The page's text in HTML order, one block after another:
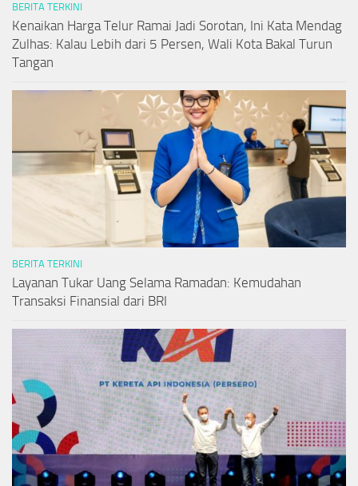
BERITA TERKINI
Kenaikan Harga Telur Ramai Jadi Sorotan, Ini Kata Mendag
Zulhas: Kalau Lebih dari 5 Persen, Wali Kota Bakal Turun
Tangan
BERITA TERKINI
Layanan Tukar Uang Selama Ramadan: Kemudahan
Transaksi Finansial dari BRI